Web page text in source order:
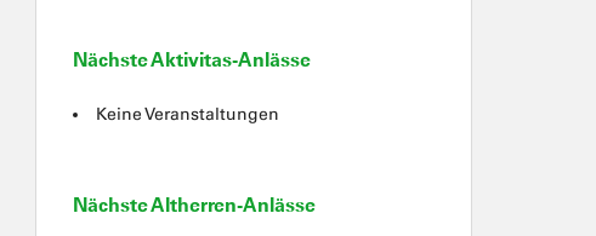
Nächste Aktivitas-Anlässe
Keine Veranstaltungen
Nächste Altherren-Anlässe